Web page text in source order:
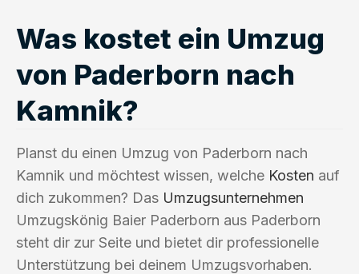
Was kostet ein Umzug
von Paderborn nach
Kamnik?
Planst du einen Umzug von Paderborn nach
Kamnik und möchtest wissen, welche Kosten auf
dich zukommen? Das Umzugsunternehmen
Umzugskönig Baier Paderborn aus Paderborn
steht dir zur Seite und bietet dir professionelle
Unterstützung bei deinem Umzugsvorhaben.